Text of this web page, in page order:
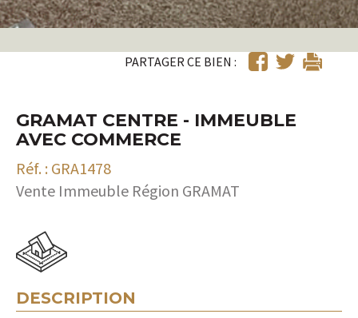
PARTAGER CE BIEN :
GRAMAT CENTRE - IMMEUBLE
AVEC COMMERCE
Réf. : GRA1478
Vente Immeuble Région GRAMAT
DESCRIPTION